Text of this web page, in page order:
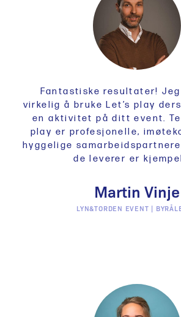
Fantastiske resultater!
virkelig å bruke Let’s play
en aktivitet på ditt event.
play er profesjonelle,
hyggelige
de leverer er
Martin Vinje
LYN&TORDEN EVENT |